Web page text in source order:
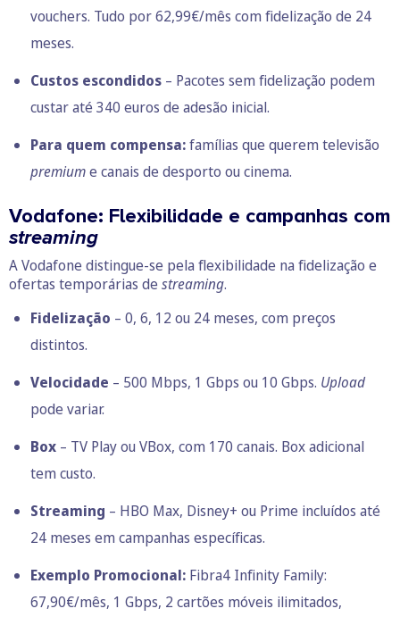
vouchers. Tudo por 62,99€/mês com fidelização de 24
meses.
Custos escondidos – Pacotes sem fidelização podem
custar até 340 euros de adesão inicial.
Para quem compensa:famílias que querem televisão
premiume canais de desporto ou cinema.
Vodafone: Flexibilidade e campanhas com
streaming
A Vodafone distingue-se pela flexibilidade na fidelização e
ofertas temporárias de streaming.
Fidelização – 0, 6, 12 ou 24 meses, com preços
distintos.
Velocidade – 500 Mbps, 1 Gbps ou 10 Gbps. Upload
pode variar.
Box – TV Play ou VBox, com 170 canais. Box adicional
tem custo.
Streaming – HBO Max, Disney+ ou Prime incluídos até
24 meses em campanhas específicas.
Exemplo Promocional: Fibra4 Infinity Family:
67,90€/mês, 1 Gbps, 2 cartões móveis ilimitados,